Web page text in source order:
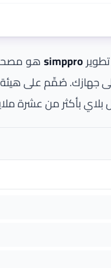
simpproهو مصحف
جهازك. صُمِّم على
بأكثر من عشرة